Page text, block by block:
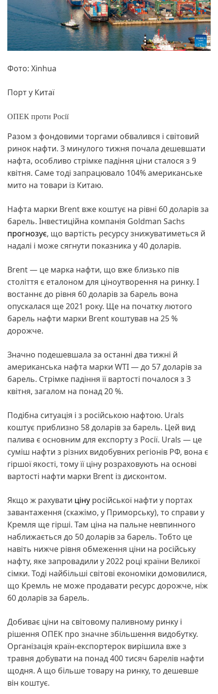
Фото: Xinhua
Порт у Китаї
ОПЕК проти Росії
Разом з фондовими торгами обвалився і світовий
ринок нафти. З минулого тижня почала дешевшати
нафта, особливо стрімке падіння ціни сталося з 9
квітня. Саме тоді запрацювало 104% американське
мито на товари із Китаю.
Нафта марки Brent вже коштує на рівні 60 доларів за
барель. Інвестиційна компанія Goldman Sachs
прогнозує, що вартість ресурсу знижуватиметься й
надалі і може сягнути показника у 40 доларів.
Brent — це марка нафти, що вже близько пів
століття є еталоном для ціноутворення на ринку. І
востаннє до рівня 60 доларів за барель вона
опускалася ще 2021 року. Ще на початку лютого
барель нафти марки Brent коштував на 25 %
дорожче.
Значно подешевшала за останні два тижні й
американська нафта марки WTI — до 57 доларів за
барель. Стрімке падіння її вартості почалося з 3
квітня, загалом на понад 20 %.
Подібна ситуація і з російською нафтою. Urals
коштує приблизно 58 доларів за барель. Цей вид
палива є основним для експорту з Росії. Urals — це
суміш нафти з різних видобувних регіонів РФ, вона є
гіршої якості, тому її ціну розраховують на основі
вартості нафти марки Brent із дисконтом.
Якщо ж рахувати ціну російської нафти у портах
завантаження (скажімо, у Приморську), то справи у
Кремля ще гірші. Там ціна на пальне невпинного
наближається до 50 доларів за барель. Тобто це
навіть нижче рівня обмеження ціни на російську
нафту, яке запровадили у 2022 році країни Великої
сімки. Тоді найбільші світові економіки домовилися,
що Кремль не може продавати ресурс дорожче, ніж
60 доларів за барель.
Добиває ціни на світовому паливному ринку і
рішення ОПЕК про значне збільшення видобутку.
Організація країн-експортерок вирішила вже з
травня добувати на понад 400 тисяч барелів нафти
щодня. А що більше товару на ринку, то дешевше
він коштує.